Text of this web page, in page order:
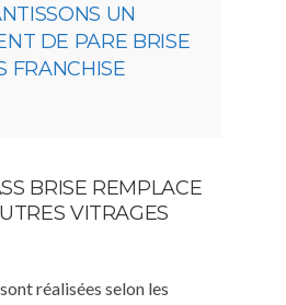
UN
DE PARE BRISE
FRANCHISE
BRISE REMPLACE
VITRAGES
réalisées selon les